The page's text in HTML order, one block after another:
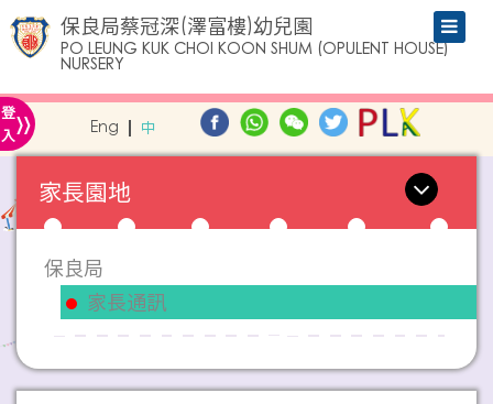
保良局蔡冠深(澤富樓)幼兒園
PO LEUNG KUK CHOI KOON SHUM (OPULENT HOUSE)
NURSERY
登
入» Eng 中
家長園地
保良局
家長通訊